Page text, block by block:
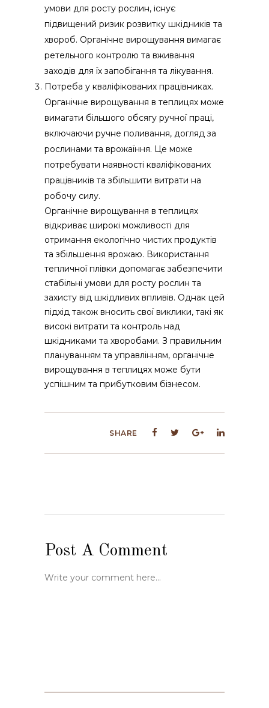
умови для росту рослин, існує
підвищений ризик розвитку шкідників та
хвороб. Органічне вирощування вимагає
ретельного контролю та вживання
заходів для їх запобігання та лікування.
Потреба у кваліфікованих працівниках.
Органічне вирощування в теплицях може
вимагати більшого обсягу ручної праці,
включаючи ручне поливання, догляд за
рослинами та врожаїння. Це може
потребувати наявності кваліфікованих
працівників та збільшити витрати на
робочу силу.
Органічне вирощування в теплицях
відкриває широкі можливості для
отримання екологічно чистих продуктів
та збільшення врожаю. Використання
тепличної плівки допомагає забезпечити
стабільні умови для росту рослин та
захисту від шкідливих впливів. Однак цей
підхід також вносить свої виклики, такі як
високі витрати та контроль над
шкідниками та хворобами. З правильним
плануванням та управлінням, органічне
вирощування в теплицях може бути
успішним та прибутковим бізнесом.
SHARE
Post A Comment